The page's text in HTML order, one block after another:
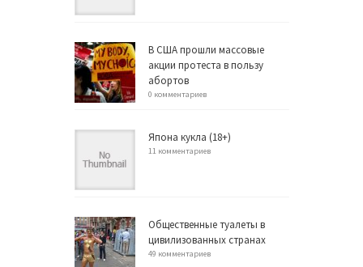
В США прошли массовые
акции протеста в пользу
абортов
0 комментариев
Япона кукла (18+)
11 комментариев
Общественные туалеты в
цивилизованных странах
49 комментариев